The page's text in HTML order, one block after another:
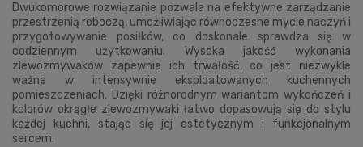
Dwukomorowe rozwiązanie pozwala na efektywne zarządzanie
przestrzenią roboczą, umożliwiając równoczesne mycie naczyń i
przygotowywanie posiłków, co doskonale sprawdza się w
codziennym użytkowaniu. Wysoka jakość wykonania
zlewozmywaków zapewnia ich trwałość, co jest niezwykle
ważne w intensywnie eksploatowanych kuchennych
pomieszczeniach. Dzięki różnorodnym wariantom wykończeń i
kolorów okrągłe zlewozmywaki łatwo dopasowują się do stylu
każdej kuchni, stając się jej estetycznym i funkcjonalnym
sercem.